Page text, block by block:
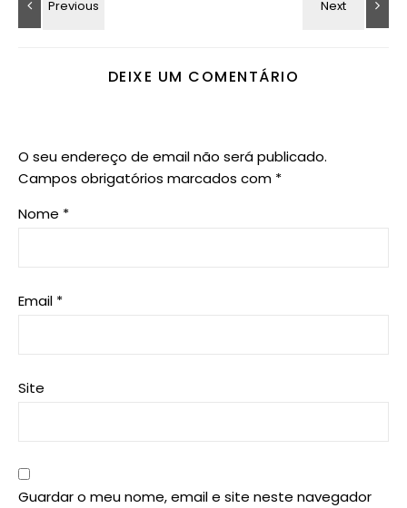
DEIXE UM COMENTÁRIO
O seu endereço de email não será publicado.
Campos obrigatórios marcados com *
Nome *
Email *
Site
Guardar o meu nome, email e site neste navegador